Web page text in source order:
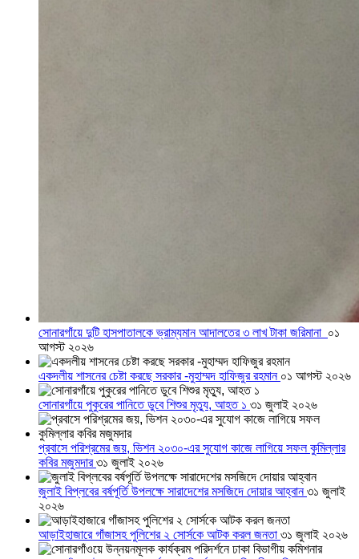
সোনারগাঁয়ে দুটি হাসপাতালকে ভ্রাম্যমান আদালতের ৩ লাখ টাকা জরিমানা ০১
আগস্ট ২০২৬
একদলীয় শাসনের চেষ্টা করছে সরকার -মুহাম্মদ হাফিজুর রহমান ০১ আগস্ট ২০২৬
সোনারগাঁয়ে পুকুরের পানিতে ডুবে শিশুর মৃত্যু, আহত ১ ৩১ জুলাই ২০২৬
প্রবাসে পরিশ্রমের জয়, ভিশন ২০৩০-এর সুযোগ কাজে লাগিয়ে সফল কুমিল্লার
কবির মজুমদার৩১ জুলাই ২০২৬
জুলাই বিপ্লবের বর্ষপূর্তি উপলক্ষে সারাদেশের মসজিদে দোয়ার আহ্বান৩১ জুলাই
২০২৬
আড়াইহাজারে গাঁজাসহ পুলিশের ২ সোর্সকে আটক করল জনতা ৩১ জুলাই ২০২৬